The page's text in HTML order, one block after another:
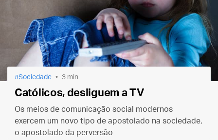
Sociedade 3 min
Católicos, desliguem a TV
Os meios de comunicação social modernos
exercem um novo tipo de apostolado na sociedade,
o apostolado da perversão